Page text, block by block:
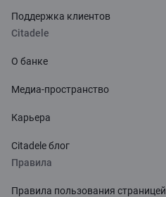
Поддержка клиентов
Citadele
О банке
Медиа-пространство
Карьера
Citadele блог
Правила
Правила пользования страницей